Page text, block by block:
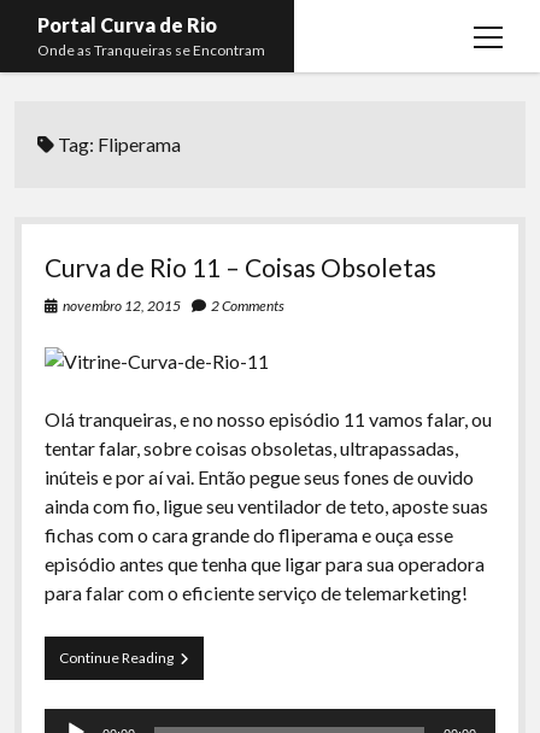
Portal Curva de Rio
Onde as Tranqueiras se Encontram
open
Curva de Rio
Boca do Lixo
Rachão na Beira do RIo
Arquivo CDR
Papo Tranqueira
A Ripa É a Lei
Especiais
Preliminares
Membros
Rafael Almeida
Tag: Fliperama
Curva de Rio 11 – Coisas Obsoletas
novembro 12, 2015 2 Comments
Olá tranqueiras, e no nosso episódio 11 vamos falar, ou
tentar falar, sobre coisas obsoletas, ultrapassadas,
inúteis e por aí vai. Então pegue seus fones de ouvido
ainda com fio, ligue seu ventilador de teto, aposte suas
fichas com o cara grande do fliperama e ouça esse
episódio antes que tenha que ligar para sua operadora
para falar com o eficiente serviço de telemarketing!
Continue ReadingCurva
de
Tocador